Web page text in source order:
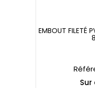
EMBOUT FILETÉ